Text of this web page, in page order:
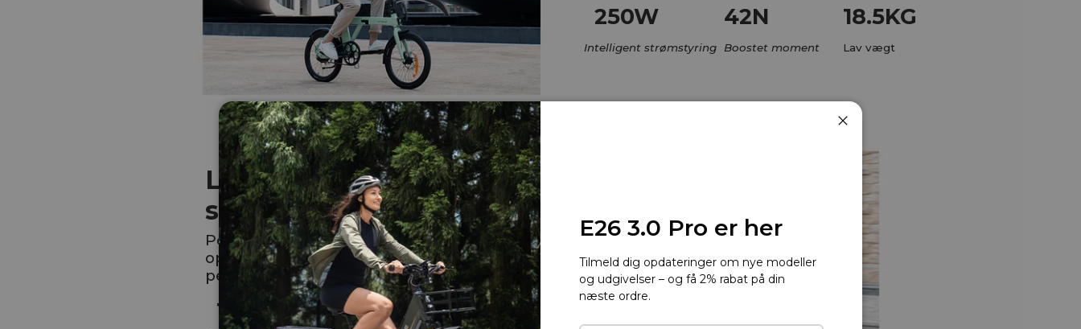
250W
Intelligent strømstyring
42N
Boostet moment
18.5KG
Lav vægt
Langtidsholdbar
strøm
Pendle uden bekymringer med
opladning kun to gange om ugen –
perfekt til dine ugentlige byture.
100KM 36V
E26 3.0 Pro er her
Tilmeld dig opdateringer om nye modeller
og udgivelser – og få 2% rabat på din
næste ordre.